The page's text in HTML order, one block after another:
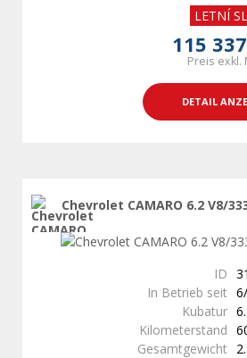
LETNÍ
115
Preis exkl.
DETAIL
Chevrolet CAMARO 6.2 V8/
ID
In Betrieb seit
Kubatur
Kilometerstand
Gesamtgewicht